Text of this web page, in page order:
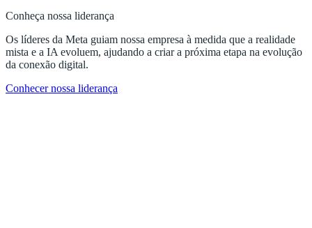
Conheça nossa liderança
Os líderes da Meta guiam nossa empresa à medida que a realidade
mista e a IA evoluem, ajudando a criar a próxima etapa na evolução
da conexão digital.
Conhecer nossa liderança